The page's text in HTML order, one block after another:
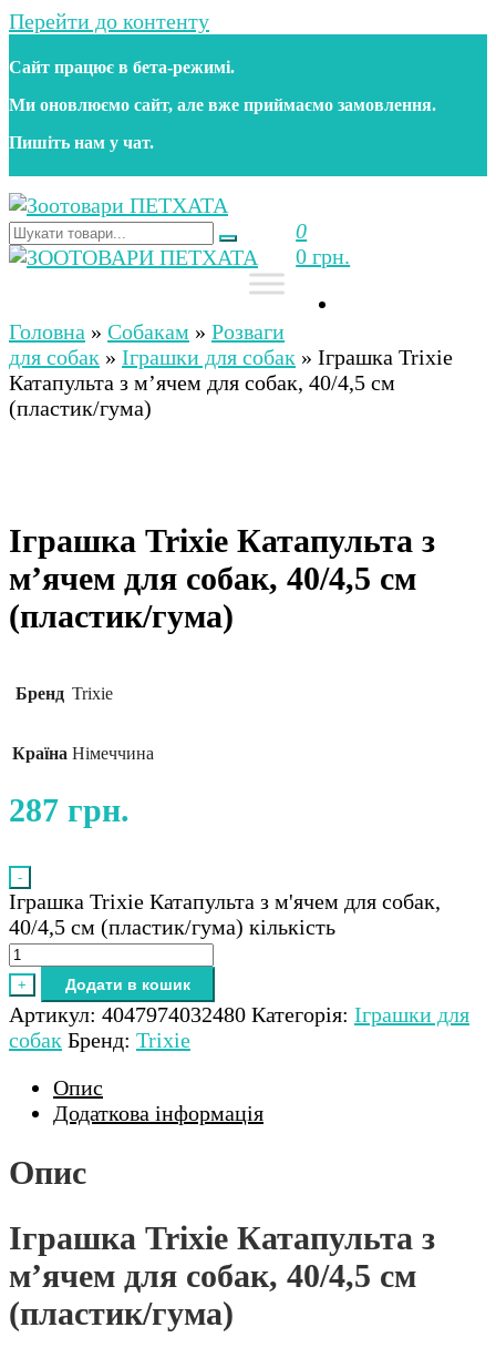
Перейти до контенту
Сайт працює в бета‑режимі.
Ми оновлюємо сайт, але вже приймаємо замовлення.
Пишіть нам у чат.
Зоотовари ПЕТХАТА
Зоомагазин для собак та котів | Корм, іграшки,
аксесуари та догляд за тваринами. Доставка по
0
0 грн.
Зоомагазин для собак та котів | Корм, іграшки,
аксесуари та догляд за тваринами. Доставка по
Україні
Головна » Собакам » Розваги
для собак » Іграшки для собак » Іграшка Trixie
Катапульта з м’ячем для собак, 40/4,5 см
(пластик/гума)
Іграшка Trixie Катапульта з
м’ячем для собак, 40/4,5 см
(пластик/гума)
Бренд Trixie
Країна Німеччина
287 грн.
-
Іграшка Trixie Катапульта з м'ячем для собак,
40/4,5 см (пластик/гума) кількість
+ Додати в кошик
Артикул: 4047974032480 Категорія: Іграшки для
собак Бренд: Trixie
Опис
Додаткова інформація
Опис
Іграшка Trixie Катапульта з
м’ячем для собак, 40/4,5 см
(пластик/гума)